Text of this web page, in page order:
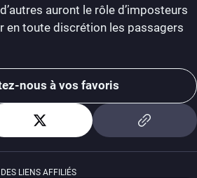
auront le rôle d’imposteurs
en toute discrétion les passagers
nous à vos favoris
LIENS AFFILIÉS